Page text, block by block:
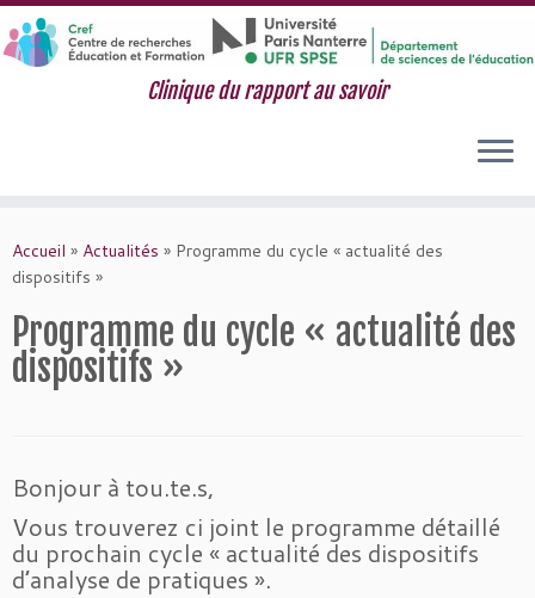
au
contenu
Clinique du rapport au savoir
Accueil » Actualités » Programme du cycle « actualité des
dispositifs »
Programme du cycle « actualité des
dispositifs »
Bonjour à tou.te.s,
Vous trouverez ci joint le programme détaillé
du prochain cycle « actualité des dispositifs
d’analyse de pratiques ».